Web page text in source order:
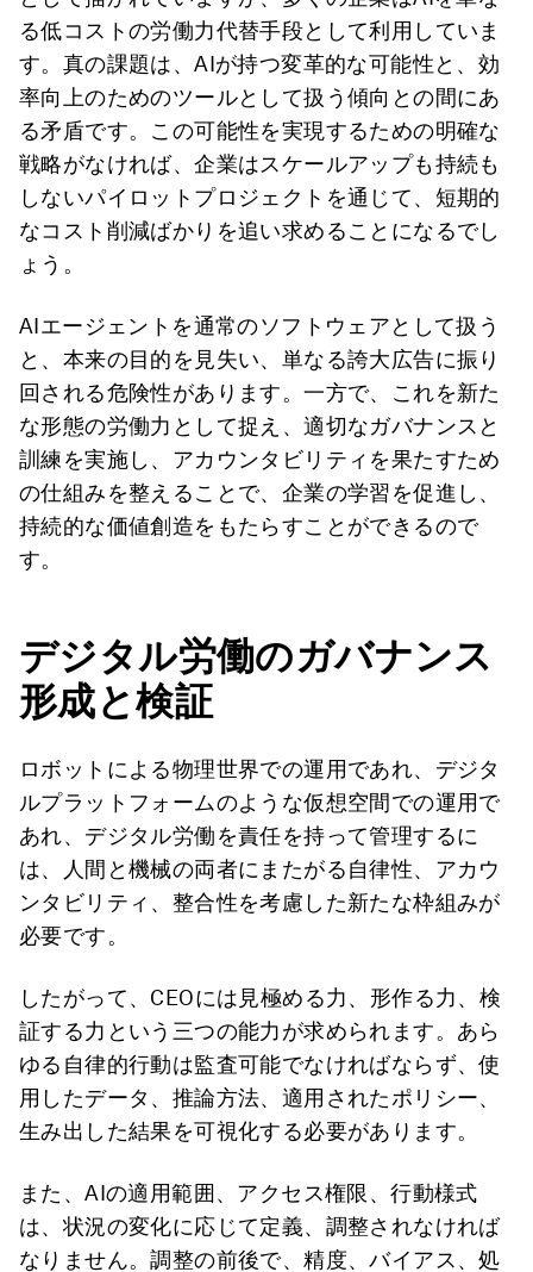
る低コストの労働力代替手段として利用していま
す。真の課題は、AIが持つ変革的な可能性と、効
率向上のためのツールとして扱う傾向との間にあ
る矛盾です。この可能性を実現するための明確な
戦略がなければ、企業はスケールアップも持続も
しないパイロットプロジェクトを通じて、短期的
なコスト削減ばかりを追い求めることになるでし
ょう。
AIエージェントを通常のソフトウェアとして扱う
と、本来の目的を見失い、単なる誇大広告に振り
回される危険性があります。一方で、これを新た
な形態の労働力として捉え、適切なガバナンスと
訓練を実施し、アカウンタビリティを果たすため
の仕組みを整えることで、企業の学習を促進し、
持続的な価値創造をもたらすことができるので
す。
デジタル労働のガバナンス
形成と検証
ロボットによる物理世界での運用であれ、デジタ
ルプラットフォームのような仮想空間での運用で
あれ、デジタル労働を責任を持って管理するに
は、人間と機械の両者にまたがる自律性、アカウ
ンタビリティ、整合性を考慮した新たな枠組みが
必要です。
したがって、CEOには見極める力、形作る力、検
証する力という三つの能力が求められます。あら
ゆる自律的行動は監査可能でなければならず、使
用したデータ、推論方法、適用されたポリシー、
生み出した結果を可視化する必要があります。
また、AIの適用範囲、アクセス権限、行動様式
は、状況の変化に応じて定義、調整されなければ
なりません。調整の前後で、精度、バイアス、処